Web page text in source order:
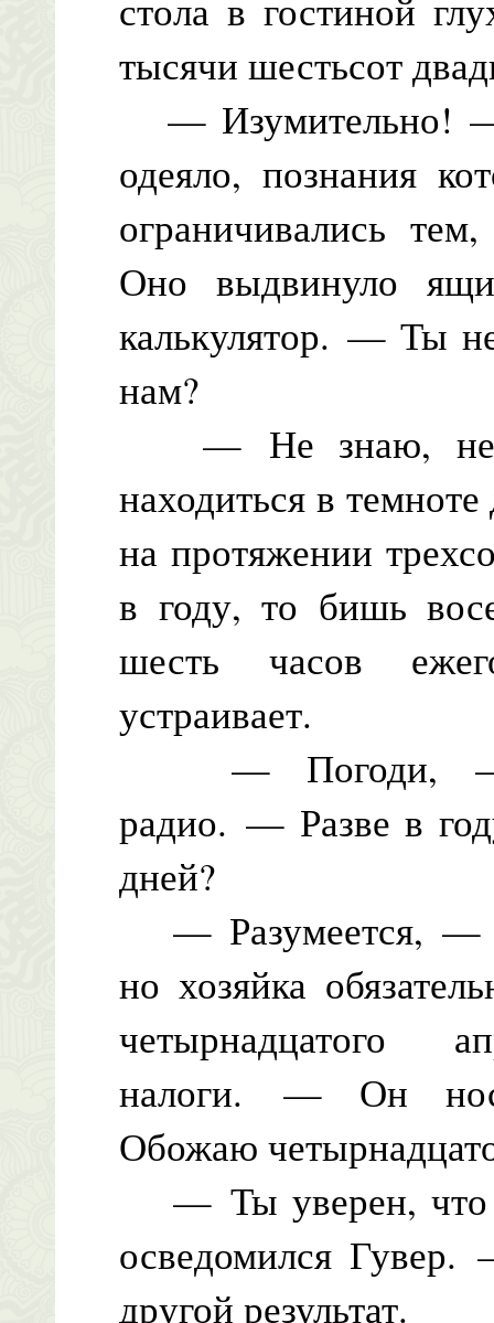
тысячи шестьсот
— Изумительно! —
одеяло, познания
ограничивались
Оно выдвинуло
калькулятор. — Ты
нам?
— Не знаю, не
находиться в
на протяжении
в году, то бишь
шесть часов
устраивает.
— Погоди, —
радио. — Разве в
дней?
— Разумеется, —
но хозяйка
четырнадцатого
налоги. — Он
Обожаю
— Ты уверен, что
осведомился
другой результат.